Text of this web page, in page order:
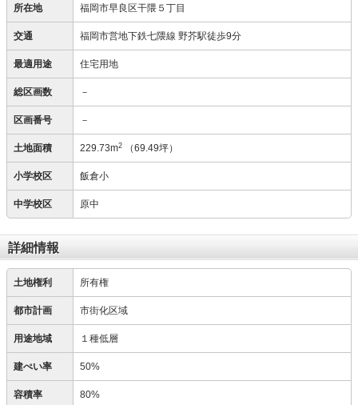
所在地 福岡市早良区干隈５丁目
交通 福岡市営地下鉄七隈線 野芥駅徒歩9分
最適用途 住宅用地
総区画数 －
区画番号 －
土地面積 229.73m2 （69.49坪）
小学校区 飯倉小
中学校区 原中
詳細情報
土地権利 所有権
都市計画 市街化区域
用途地域 １種低層
建ぺい率 50%
容積率 80%